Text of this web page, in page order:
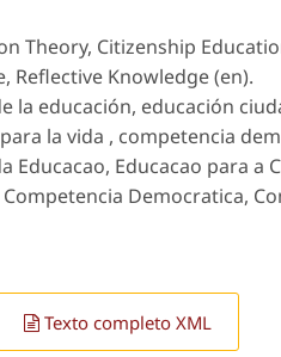
Theory, Citizenship
Reflective Knowledge (en).
la educación, educación
la vida , competencia
Educacao, Educacao para a
Democratica,
Texto completo XML